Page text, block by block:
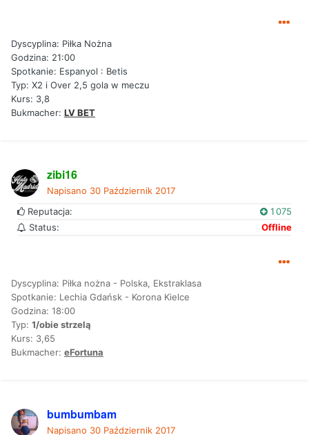
Dyscyplina: Piłka Nożna
Godzina: 21:00
Spotkanie: Espanyol : Betis
Typ: X2 i Over 2,5 gola w meczu
Kurs: 3,8
Bukmacher: LV BET
zibi16
Napisano 30 Październik 2017
Reputacja:
1 075
Status:
Offline
Dyscyplina: Piłka nożna - Polska, Ekstraklasa
Spotkanie: Lechia Gdańsk - Korona Kielce
Godzina: 18:00
Typ: 1/obie strzelą
Kurs: 3,65
Bukmacher: eFortuna
bumbumbam
Napisano 30 Październik 2017